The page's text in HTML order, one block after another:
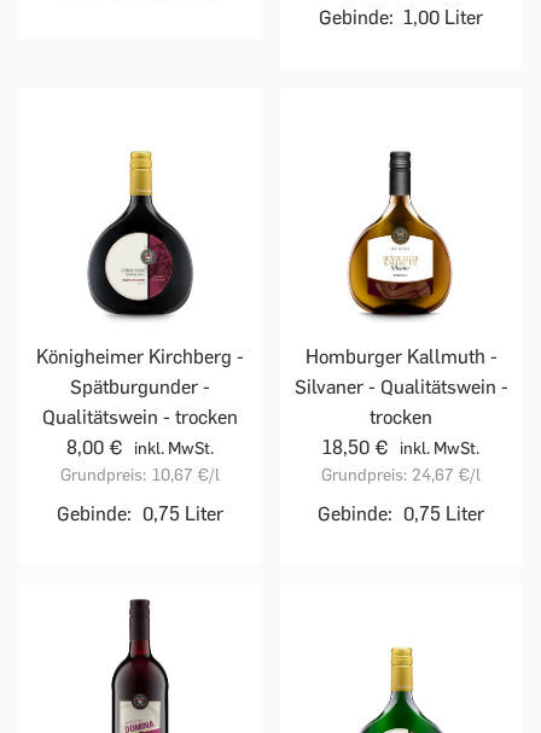
Gebinde: 1,00 Liter
Königheimer Kirchberg -
Spätburgunder -
Qualitätswein - trocken
8,00 €
inkl. MwSt.
Grundpreis: 10,67 €/l
Gebinde: 0,75 Liter
Homburger Kallmuth -
Silvaner - Qualitätswein -
trocken
18,50 €
inkl. MwSt.
Grundpreis: 24,67 €/l
Gebinde: 0,75 Liter